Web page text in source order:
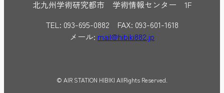
北九州学術研究都市 学術情報センター 1F
TEL: 093-695-0882 FAX: 093-601-1618
メール: mail@hibiki882.jp
© AIR STATION HIBIKI AllRights Reserved.